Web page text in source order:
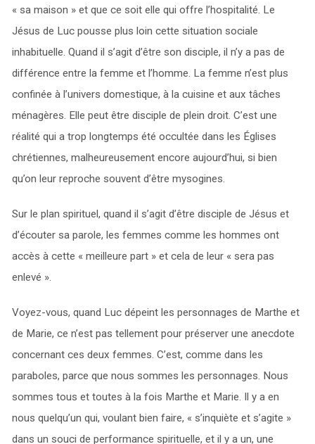
« sa maison » et que ce soit elle qui offre l’hospitalité. Le
Jésus de Luc pousse plus loin cette situation sociale
inhabituelle. Quand il s’agit d’être son disciple, il n’y a pas de
différence entre la femme et l’homme. La femme n’est plus
confinée à l’univers domestique, à la cuisine et aux tâches
ménagères. Elle peut être disciple de plein droit. C’est une
réalité qui a trop longtemps été occultée dans les Églises
chrétiennes, malheureusement encore aujourd’hui, si bien
qu’on leur reproche souvent d’être mysogines.
Sur le plan spirituel, quand il s’agit d’être disciple de Jésus et
d’écouter sa parole, les femmes comme les hommes ont
accès à cette « meilleure part » et cela de leur « sera pas
enlevé ».
Voyez-vous, quand Luc dépeint les personnages de Marthe et
de Marie, ce n’est pas tellement pour préserver une anecdote
concernant ces deux femmes. C’est, comme dans les
paraboles, parce que nous sommes les personnages. Nous
sommes tous et toutes à la fois Marthe et Marie. Il y a en
nous quelqu’un qui, voulant bien faire, « s’inquiète et s’agite »
dans un souci de performance spirituelle, et il y a un, une